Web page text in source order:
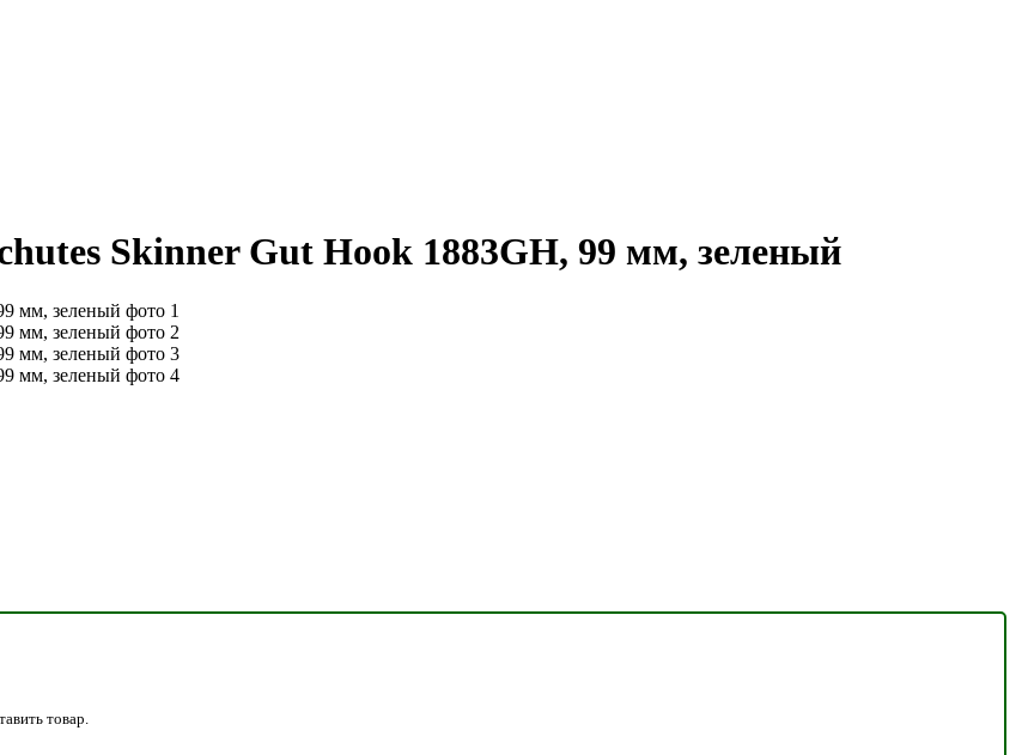
Skinner Gut Hook 1883GH, 99 мм, зеленый
товар.